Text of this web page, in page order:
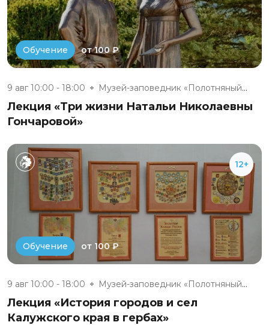
Обучение от 100 ₽
9 авг 10:00 - 18:00 Музей-заповедник «Полотняный З...
Лекция «Три жизни Натальи Николаевны
Гончаровой»
12+
Обучение от 100 ₽
9 авг 10:00 - 18:00 Музей-заповедник «Полотняный З...
Лекция «История городов и сел
Калужского края в гербах»